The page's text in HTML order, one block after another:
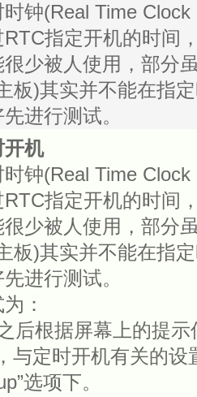
(Real Time Clock
指定开机的时间
少被人使用，部分
板)其实并不能在指
进行测试。
开机
时钟(Real Time
指定开机的时间
少被人使用，部分
板)其实并不能在指
进行测试。
：
根据屏幕上的提示
与定时开机有关的设
选项下。